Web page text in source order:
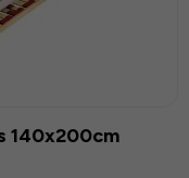
140x200cm